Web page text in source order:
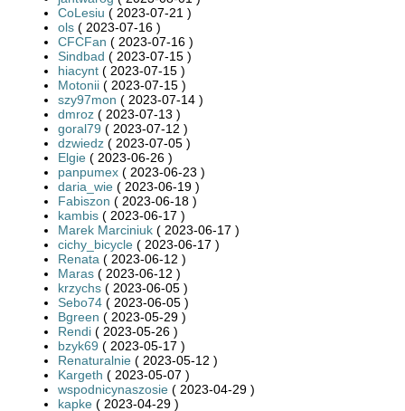
CoLesiu ( 2023-07-21 )
ols ( 2023-07-16 )
CFCFan ( 2023-07-16 )
Sindbad ( 2023-07-15 )
hiacynt ( 2023-07-15 )
Motonii ( 2023-07-15 )
szy97mon ( 2023-07-14 )
dmroz ( 2023-07-13 )
goral79 ( 2023-07-12 )
dzwiedz ( 2023-07-05 )
Elgie ( 2023-06-26 )
panpumex ( 2023-06-23 )
daria_wie ( 2023-06-19 )
Fabiszon ( 2023-06-18 )
kambis ( 2023-06-17 )
Marek Marciniuk ( 2023-06-17 )
cichy_bicycle ( 2023-06-17 )
Renata ( 2023-06-12 )
Maras ( 2023-06-12 )
krzychs ( 2023-06-05 )
Sebo74 ( 2023-06-05 )
Bgreen ( 2023-05-29 )
Rendi ( 2023-05-26 )
bzyk69 ( 2023-05-17 )
Renaturalnie ( 2023-05-12 )
Kargeth ( 2023-05-07 )
wspodnicynaszosie ( 2023-04-29 )
kapke ( 2023-04-29 )